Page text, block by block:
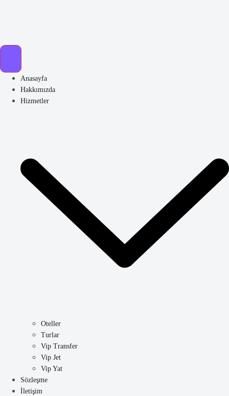
Anasayfa
Hakkımızda
Hizmetler
Oteller
Turlar
Vip Transfer
Vip Jet
Vip Yat
Sözleşme
İletişim